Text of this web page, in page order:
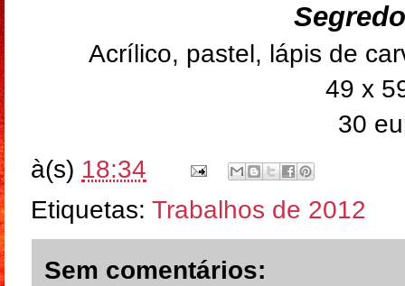
Segredo
Acrílico, pastel, lápis de
49 x
30
à(s) 18:34
Etiquetas:Trabalhos de 2012
Sem comentários: